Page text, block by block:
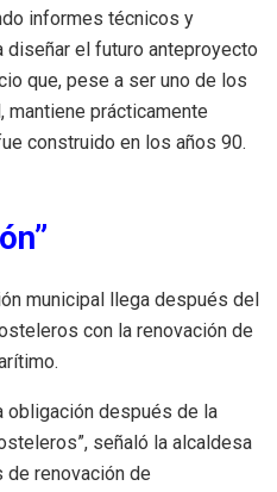
informes técnicos y
diseñar el futuro anteproyecto
que, pese a ser uno de los
mantiene prácticamente
construido en los años 90.
municipal llega después del
con la renovación de
obligación después de la
señaló la alcaldesa
de renovación de